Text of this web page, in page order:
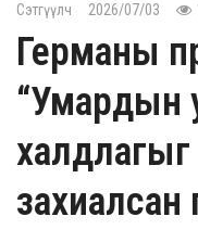
Сэтгүүлч 2026/07/03
Германы
“Умардын
захиалсан